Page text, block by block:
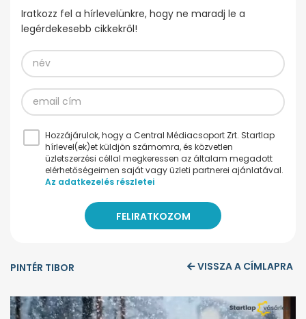
Iratkozz fel a hírlevelünkre, hogy ne maradj le a
legérdekesebb cikkekről!
Hozzájárulok, hogy a Central Médiacsoport Zrt. Startlap
hírlevel(ek)et küldjön számomra, és közvetlen
üzletszerzési céllal megkeressen az általam megadott
elérhetőségeimen saját vagy üzleti partnerei ajánlatával.
Az adatkezelés részletei
PINTÉR TIBOR VISSZA A CÍMLAPRA